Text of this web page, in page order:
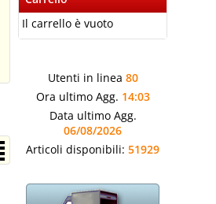
Il carrello è vuoto
Utenti in linea 80
Ora ultimo Agg. 14:03
Data ultimo Agg.
06/08/2026
Articoli disponibili: 51929